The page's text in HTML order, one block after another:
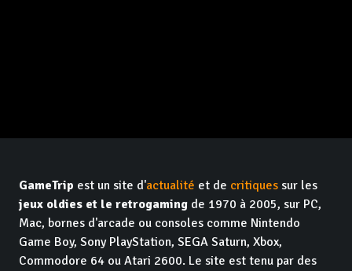
GameTrip est un site d'actualité et de critiques sur les
jeux oldies et le retrogaming de 1970 à 2005, sur PC,
Mac, bornes d'arcade ou consoles comme Nintendo
Game Boy, Sony PlayStation, SEGA Saturn, Xbox,
Commodore 64 ou Atari 2600. Le site est tenu par des